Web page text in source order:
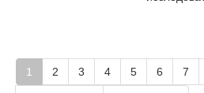
1 2 3 4 5 6 7